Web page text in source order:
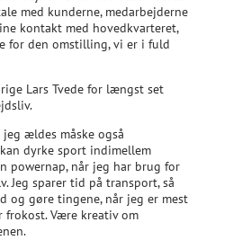
med kunderne, medarbejderne
kontakt med hovedkvarteret,
for den omstilling, vi er i fuld
Lars Tvede for længst set
jeg ældes måske også
dyrke sport indimellem
powernap, når jeg har brug for
Jeg sparer tid på transport, så
og gøre tingene, når jeg er mest
frokost. Være kreativ om